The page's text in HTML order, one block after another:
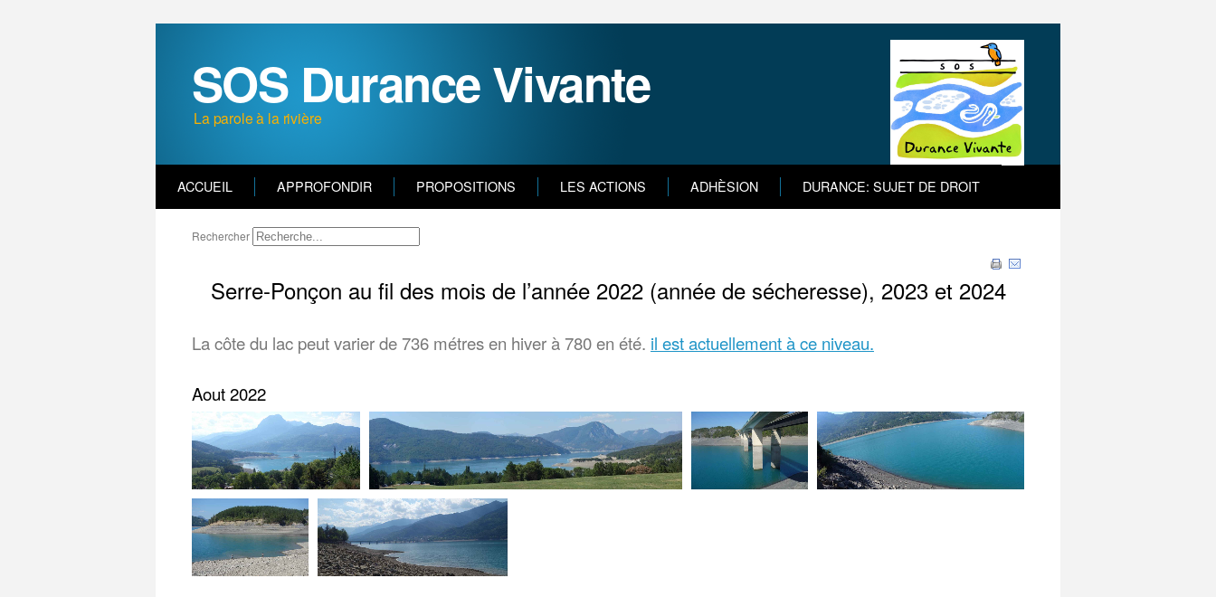
SOS Durance Vivante
La parole à la rivière
ACCUEIL APPROFONDIR PROPOSITIONS LES ACTIONS ADHÈSION DURANCE: SUJET DE DROIT
Rechercher
Serre-Ponçon au fil des mois de l’année 2022 (année de sécheresse), 2023 et 2024
La côte du lac peut varier de 736 métres en hiver à 780 en été. il est actuellement à ce niveau.
Aout 2022